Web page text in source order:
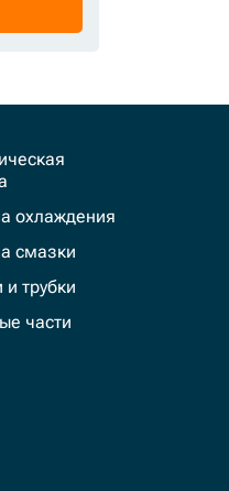
охлаждения
смазки
трубки
части